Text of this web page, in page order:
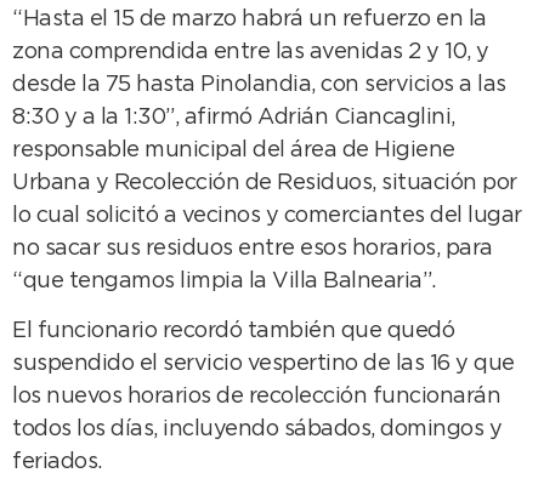
“Hasta el 15 de marzo habrá un refuerzo en la
zona comprendida entre las avenidas 2 y 10, y
desde la 75 hasta Pinolandia, con servicios a las
8:30 y a la 1:30”, afirmó Adrián Ciancaglini,
responsable municipal del área de Higiene
Urbana y Recolección de Residuos, situación por
lo cual solicitó a vecinos y comerciantes del lugar
no sacar sus residuos entre esos horarios, para
“que tengamos limpia la Villa Balnearia”.
El funcionario recordó también que quedó
suspendido el servicio vespertino de las 16 y que
los nuevos horarios de recolección funcionarán
todos los días, incluyendo sábados, domingos y
feriados.